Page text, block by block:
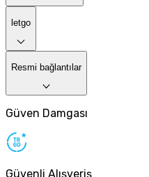
letgo
Resmi bağlantılar
Güven Damgası
Güvenli Alışveriş